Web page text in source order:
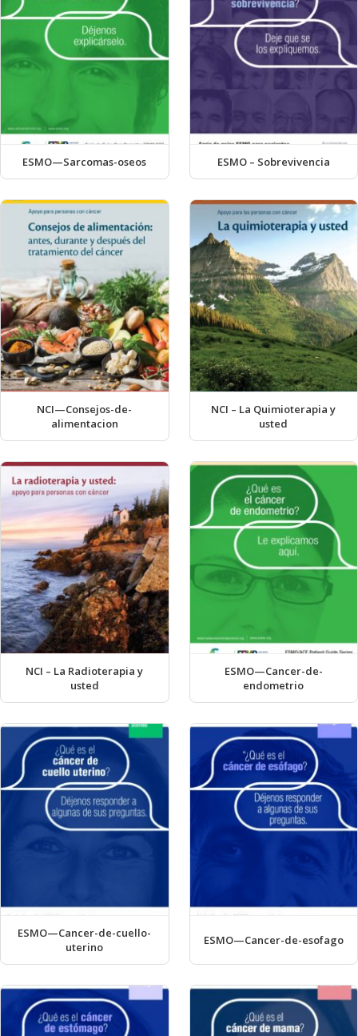
ESMO—Sarcomas-oseos ESMO – Sobrevivencia
NCI—Consejos-de-
alimentacion
NCI – La Quimioterapia y
usted
NCI – La Radioterapia y
usted
ESMO—Cancer-de-
endometrio
ESMO—Cancer-de-cuello-
uterino
ESMO—Cancer-de-esofago